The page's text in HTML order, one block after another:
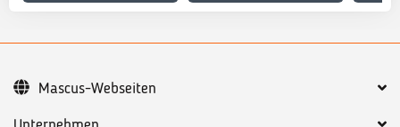
Mascus-Webseiten